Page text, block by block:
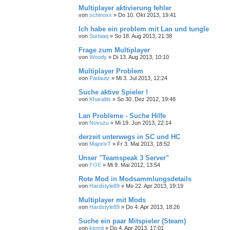
Multiplayer aktivierung fehler
von schinoxx » Do 10. Okt 2013, 19:41
Ich habe ein problem mit Lan und tungle
von Surbiaq » So 18. Aug 2013, 21:38
Frage zum Multiplayer
von Woody » Di 13. Aug 2013, 10:10
Multiplayer Problem
von Padautz » Mi 3. Jul 2013, 12:24
Suche aktive Spieler !
von Kharaltis » So 30. Dez 2012, 19:48
Lan Probleme - Suche Hilfe
von Novuzu » Mi 19. Jun 2013, 22:14
derzeit unterwegs in SC und HC
von MajorixT » Fr 3. Mai 2013, 18:52
Unser "Teamspeak 3 Server"
von FOE » Mi 9. Mai 2012, 13:54
Rote Mod in Modsammlungsdetails
von Hardstyle89 » Mo 22. Apr 2013, 19:19
Multiplayer mit Mods
von Hardstyle89 » Do 4. Apr 2013, 18:26
Suche ein paar Mitspieler (Steam)
von kennii » Do 4. Apr 2013, 17:01